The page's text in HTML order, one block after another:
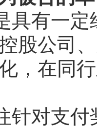
具有一
股公司
，在同
针对支付